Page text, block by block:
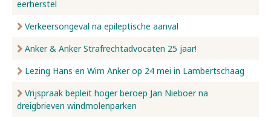
eerherstel
Verkeersongeval na epileptische aanval
Anker & Anker Strafrechtadvocaten 25 jaar!
Lezing Hans en Wim Anker op 24 mei in Lambertschaag
Vrijspraak bepleit hoger beroep Jan Nieboer na
dreigbrieven windmolenparken